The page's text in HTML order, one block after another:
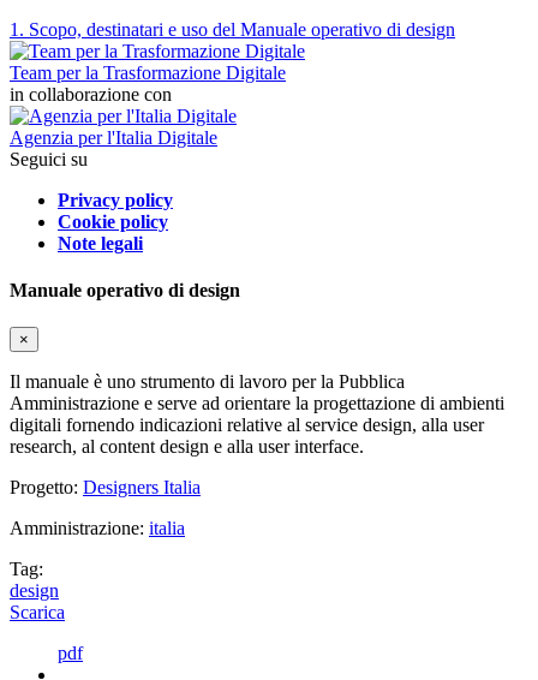
1. Scopo, destinatari e uso del Manuale operativo di design
Team per la Trasformazione Digitale
in collaborazione con
Agenzia per l'Italia Digitale
Seguici su
Privacy policy
Cookie policy
Note legali
Manuale operativo di design
×
Il manuale è uno strumento di lavoro per la Pubblica
Amministrazione e serve ad orientare la progettazione di ambienti
digitali fornendo indicazioni relative al service design, alla user
research, al content design e alla user interface.
Progetto: Designers Italia
Amministrazione: italia
Tag:
design
Scarica
pdf